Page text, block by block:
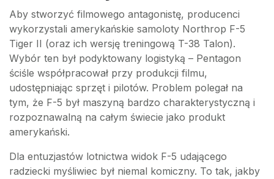
Aby stworzyć filmowego antagonistę, producenci
wykorzystali amerykańskie samoloty Northrop F-5
Tiger II (oraz ich wersję treningową T-38 Talon).
Wybór ten był podyktowany logistyką – Pentagon
ściśle współpracował przy produkcji filmu,
udostępniając sprzęt i pilotów. Problem polegał na
tym, że F-5 był maszyną bardzo charakterystyczną i
rozpoznawalną na całym świecie jako produkt
amerykański.
Dla entuzjastów lotnictwa widok F-5 udającego
radziecki myśliwiec był niemal komiczny. To tak, jakby